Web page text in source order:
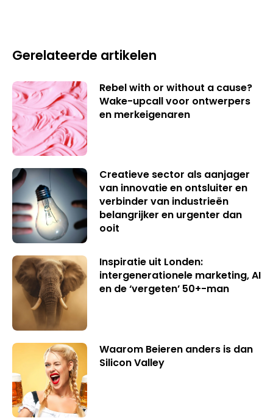
Gerelateerde artikelen
Rebel with or without a cause?
Wake-upcall voor ontwerpers
en merkeigenaren
Creatieve sector als aanjager
van innovatie en ontsluiter en
verbinder van industrieën
belangrijker en urgenter dan
ooit
Inspiratie uit Londen:
intergenerationele marketing, AI
en de ‘vergeten’ 50+-man
Waarom Beieren anders is dan
Silicon Valley